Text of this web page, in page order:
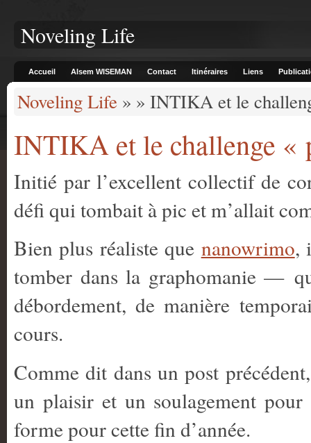
Noveling Life
Accueil Alsem WISEMAN Contact Itinéraires Liens
Noveling Life » » INTIKA et le
INTIKA et le challenge «
Initié par l’excellent collectif de
défi qui tombait à pic et m’allait
Bien plus réaliste que nanowrimo,
tomber dans la graphomanie —
débordement, de manière
cours.
Comme dit dans un post
un plaisir et un soulagement
forme pour cette fin d’année.